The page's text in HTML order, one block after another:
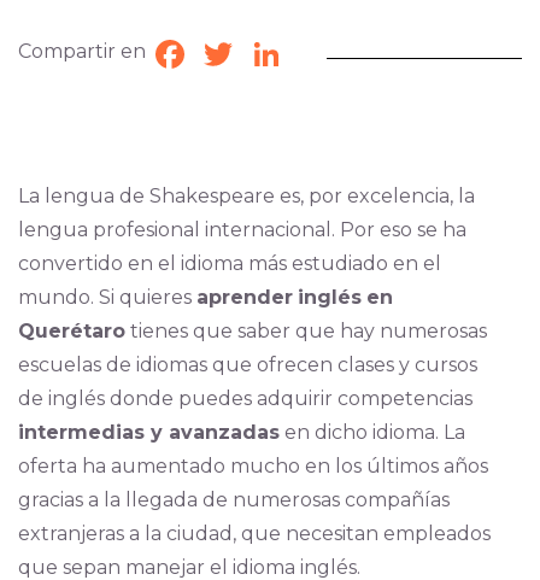
Compartir en Facebook
TwitterLinkedIn
La lengua de Shakespeare es, por excelencia, la
lengua profesional internacional. Por eso se ha
convertido en el idioma más estudiado en el
mundo. Si quieres aprender inglés en
Querétarotienes que saber que hay numerosas
escuelas de idiomas que ofrecen clases y cursos
de inglés donde puedes adquirir competencias
intermedias y avanzadasen dicho idioma. La
oferta ha aumentado mucho en los últimos años
gracias a la llegada de numerosas compañías
extranjeras a la ciudad, que necesitan empleados
que sepan manejar el idioma inglés.